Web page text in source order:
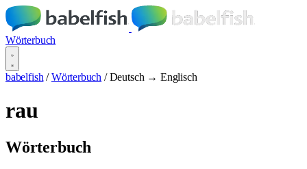
Wörterbuch
babelfish / Wörterbuch / Deutsch → Englisch
rau
Wörterbuch